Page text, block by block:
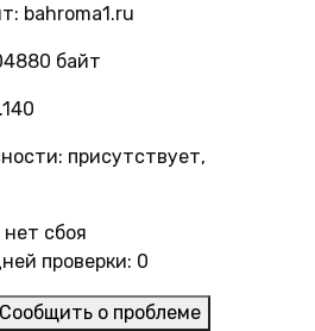
bahroma1.ru
байт
присутствует,
сбоя
проверки: 0
Сообщить о проблеме